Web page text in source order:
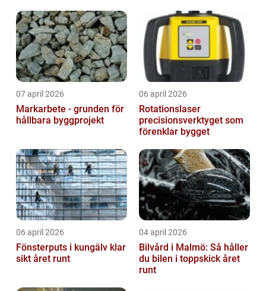
07 april 2026
Markarbete - grunden för
hållbara byggprojekt
06 april 2026
Rotationslaser
precisionsverktyget som
förenklar bygget
06 april 2026
Fönsterputs i kungälv klar
sikt året runt
04 april 2026
Bilvård i Malmö: Så håller
du bilen i toppskick året
runt